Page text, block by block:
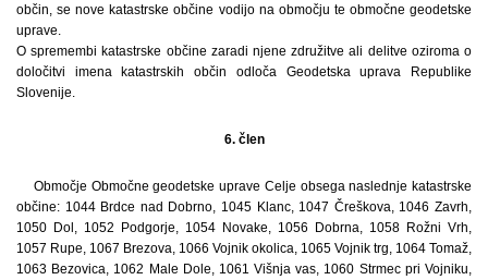
občin, se nove katastrske občine vodijo na območju te območne geodetske
uprave.
O spremembi katastrske občine zaradi njene združitve ali delitve oziroma o
določitvi imena katastrskih občin odloča Geodetska uprava Republike
Slovenije.
6. člen
Območje Območne geodetske uprave Celje obsega naslednje katastrske
občine: 1044 Brdce nad Dobrno, 1045 Klanc, 1047 Čreškova, 1046 Zavrh,
1050 Dol, 1052 Podgorje, 1054 Novake, 1056 Dobrna, 1058 Rožni Vrh,
1057 Rupe, 1067 Brezova, 1066 Vojnik okolica, 1065 Vojnik trg, 1064 Tomaž,
1063 Bezovica, 1062 Male Dole, 1061 Višnja vas, 1060 Strmec pri Vojniku,